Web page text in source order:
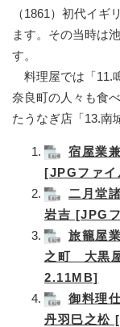
（1861）初代イギ
ます。その当時は
す。
料理屋では「11.
奈良町の人々も食
たうなぎ店「13.南
宿屋業
[JPGファ
二月堂
岩吉 [JPG
旅籠屋
之町 大黒
2.11MB]
御料理
丹羽巳之松